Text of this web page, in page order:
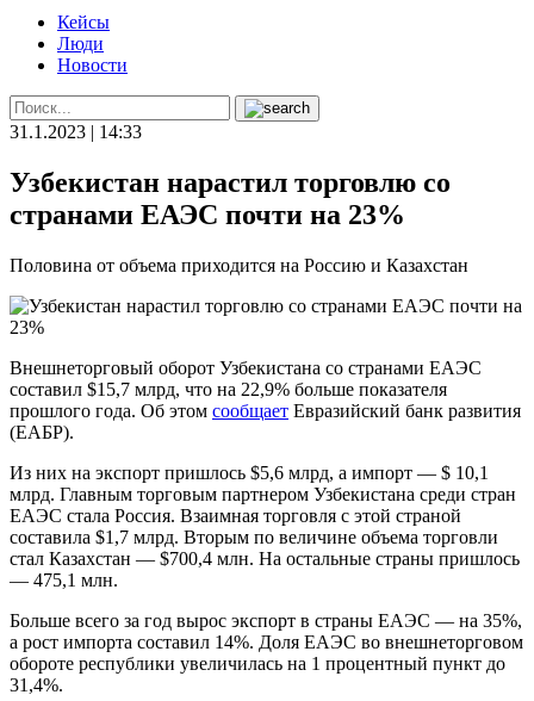
Кейсы
Люди
Новости
31.1.2023 | 14:33
Узбекистан нарастил торговлю со
странами ЕАЭС почти на 23%
Половина от объема приходится на Россию и Казахстан
Внешнеторговый оборот Узбекистана со странами ЕАЭС
составил $15,7 млрд, что на 22,9% больше показателя
прошлого года. Об этом сообщает Евразийский банк развития
(ЕАБР).
Из них на экспорт пришлось $5,6 млрд, а импорт — $ 10,1
млрд. Главным торговым партнером Узбекистана среди стран
ЕАЭС стала Россия. Взаимная торговля с этой страной
составила $1,7 млрд. Вторым по величине объема торговли
стал Казахстан — $700,4 млн. На остальные страны пришлось
— 475,1 млн.
Больше всего за год вырос экспорт в страны ЕАЭС — на 35%,
а рост импорта составил 14%. Доля ЕАЭС во внешнеторговом
обороте республики увеличилась на 1 процентный пункт до
31,4%.